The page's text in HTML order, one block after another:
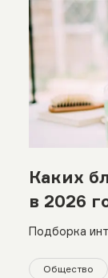
Каких
в 2026
Подборка
Общество